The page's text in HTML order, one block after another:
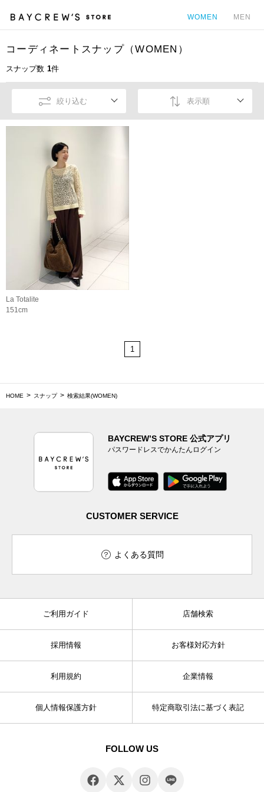
WOMEN MEN
コーディネートスナップ（WOMEN）
スナップ数 1件
絞り込む 表示順
La Totalite
151cm
1
HOME スナップ 検索結果(WOMEN)
BAYCREW’S STORE 公式アプリ
パスワードレスでかんたんログイン
CUSTOMER SERVICE
よくある質問
ご利用ガイド 店舗検索
採用情報 お客様対応方針
利用規約 企業情報
個人情報保護方針 特定商取引法に基づく表記
FOLLOW US